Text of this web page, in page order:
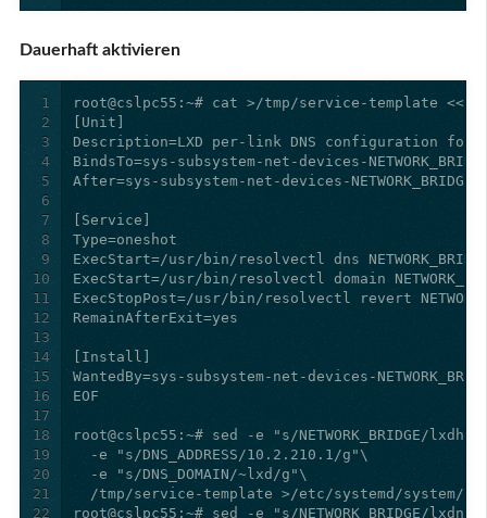
Dauerhaft aktivieren
1
2
3
4
5
6
7
8
9
10
11
12
13
14
15
16
17
18
19
20
21
22